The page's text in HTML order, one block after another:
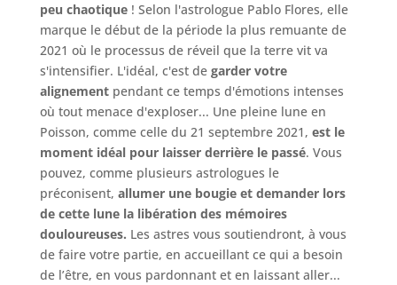
peu chaotique! Selon l'astrologue Pablo Flores, elle
marque le début de la période la plus remuante de
2021 où le processus de réveil que la terre vit va
s'intensifier. L'idéal, c'est de garder votre
alignement pendant ce temps d'émotions intenses
où tout menace d'exploser... Une pleine lune en
Poisson, comme celle du 21 septembre 2021, est le
moment idéal pour laisser derrière le passé. Vous
pouvez, comme plusieurs astrologues le
préconisent, allumer une bougie et demander lors
de cette lune la libération des mémoires
douloureuses. Les astres vous soutiendront, à vous
de faire votre partie, en accueillant ce qui a besoin
de l’être, en vous pardonnant et en laissant aller...